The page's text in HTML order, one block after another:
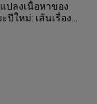
ลงเนื้อหาของ
ปีใหม่: เส้นเรื่อง
มยุทธ์ผู